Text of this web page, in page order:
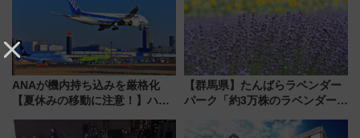
ANAが機内持ち込みを厳格化
【夏休みの移動に注意！】ハン
「身の回り品」新サイズ制限
【群馬県】たんばらラベンダー
パーク「約3万株のラベンダー」
で都心から約1時間半で夏の絶景